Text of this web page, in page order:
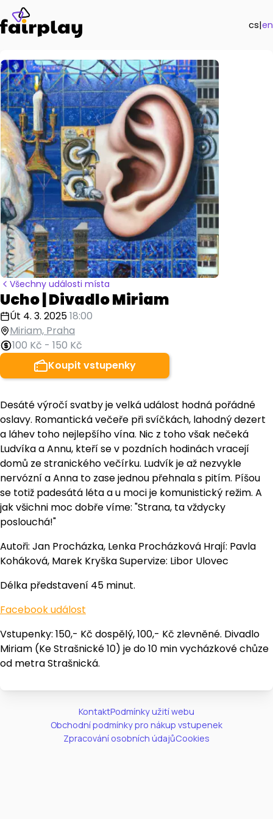
cs|en
Všechny události místa
Ucho | Divadlo Miriam
Út 4. 3. 202518:00
Miriam, Praha
100 Kč - 150 Kč
Koupit vstupenky
Desáté výročí svatby je velká událost hodná pořádné
oslavy. Romantická večeře při svíčkách, lahodný dezert
a láhev toho nejlepšího vína. Nic z toho však nečeká
Ludvíka a Annu, kteří se v pozdních hodinách vracejí
domů ze stranického večírku. Ludvík je až nezvykle
nervózní a Anna to zase jednou přehnala s pitím. Píšou
se totiž padesátá léta a u moci je komunistický režim. A
jak všichni moc dobře víme: "Strana, ta vždycky
poslouchá!"
Autoři: Jan Procházka, Lenka Procházková Hrají: Pavla
Koháková, Marek Kryška Supervize: Libor Ulovec
Délka představení 45 minut.
Facebook událost
Vstupenky: 150,- Kč dospělý, 100,- Kč zlevněné. Divadlo
Miriam (Ke Strašnické 10) je do 10 min vycházkové chůze
od metra Strašnická.
KontaktPodmínky užití webu
Obchodní podmínky pro nákup vstupenek
Zpracování osobních údajůCookies